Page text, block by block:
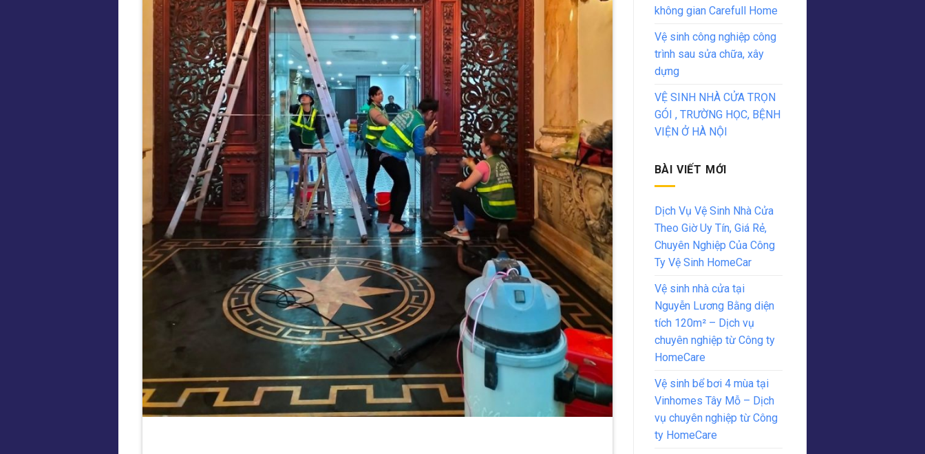
không gian Carefull Home
Vệ sinh công nghiệp công
trình sau sửa chữa, xây
dựng
VỆ SINH NHÀ CỬA TRỌN
GÓI , TRƯỜNG HỌC, BỆNH
VIỆN Ở HÀ NỘI
BÀI VIẾT MỚI
Dịch Vụ Vệ Sinh Nhà Cửa
Theo Giờ Uy Tín, Giá Rẻ,
Chuyên Nghiệp Của Công
Ty Vệ Sinh HomeCar
Vệ sinh nhà cửa tại
Nguyễn Lương Bằng diện
tích 120m² – Dịch vụ
chuyên nghiệp từ Công ty
HomeCare
Vệ sinh bể bơi 4 mùa tại
Vinhomes Tây Mỗ – Dịch
vụ chuyên nghiệp từ Công
ty HomeCare